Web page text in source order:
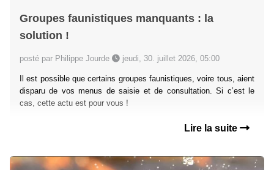
Groupes faunistiques manquants : la
solution !
posté par Philippe Jourde jeudi, 30. juillet 2026, 05:00
Il est possible que certains groupes faunistiques, voire tous, aient
disparu de vos menus de saisie et de consultation. Si c’est le
cas, cette actu est pour vous !
Lire la suite